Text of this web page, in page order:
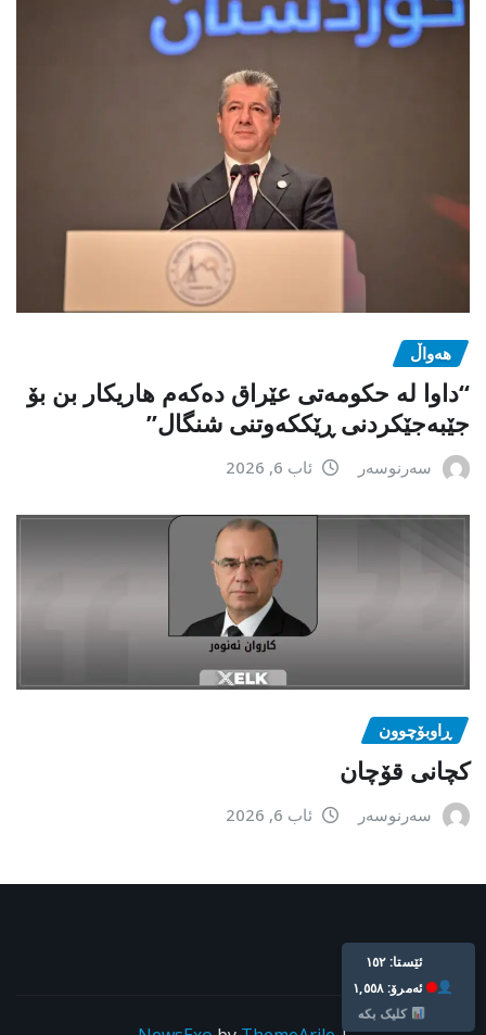
هەواڵ
“داوا لە حكومەتی عێراق دەكەم هاریكار بن بۆ
جێبەجێكردنی ڕێككەوتنی شنگال”
سەرنوسەر ئاب 6, 2026
ڕاوبۆچوون
کچانی قۆچان
سەرنوسەر ئاب 6, 2026
Live: 152
Today: 1,558